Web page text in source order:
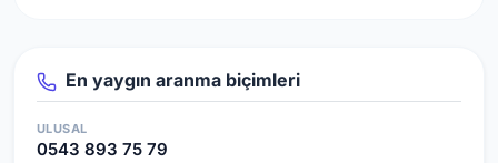
En yaygın aranma biçimleri
ULUSAL
0543 893 75 79